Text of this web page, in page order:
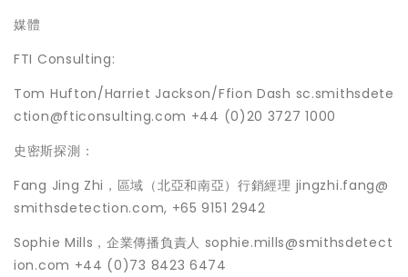
媒體
FTI Consulting:
Tom Hufton/Harriet Jackson/Ffion Dash sc.smithsdete
ction@fticonsulting.com +44 (0)20 3727 1000
史密斯探測：
Fang Jing Zhi，區域（北亞和南亞）行銷經理 jingzhi.fang@
smithsdetection.com, +65 9151 2942
Sophie Mills，企業傳播負責人 sophie.mills@smithsdetect
ion.com +44 (0)73 8423 6474